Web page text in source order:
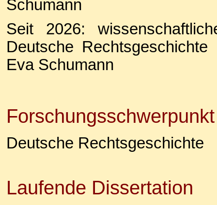
Schumann
Seit 2026:
Deutsche
Eva Schumann
Forschungsschwerpunkt
Deutsche Rechtsgeschichte
Laufende Dissertation